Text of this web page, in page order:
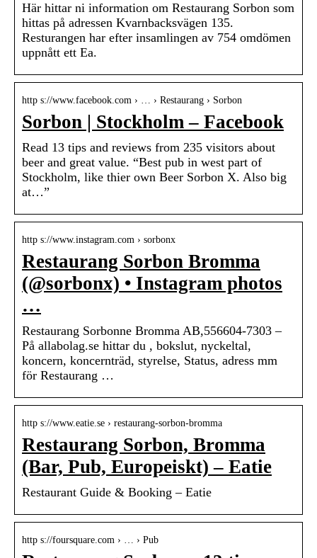
Här hittar ni information om Restaurang Sorbon som
hittas på adressen Kvarnbacksvägen 135.
Resturangen har efter insamlingen av 754 omdömen
uppnått ett Ea.
http s://www.facebook.com › … › Restaurang › Sorbon
Sorbon | Stockholm – Facebook
Read 13 tips and reviews from 235 visitors about
beer and great value. “Best pub in west part of
Stockholm, like thier own Beer Sorbon X. Also big
at…”
http s://www.instagram.com › sorbonx
Restaurang Sorbon Bromma
(@sorbonx) • Instagram photos
…
Restaurang Sorbonne Bromma AB,556604-7303 –
På allabolag.se hittar du , bokslut, nyckeltal,
koncern, koncernträd, styrelse, Status, adress mm
för Restaurang …
http s://www.eatie.se › restaurang-sorbon-bromma
Restaurang Sorbon, Bromma
(Bar, Pub, Europeiskt) – Eatie
Restaurant Guide & Booking – Eatie
http s://foursquare.com › … › Pub